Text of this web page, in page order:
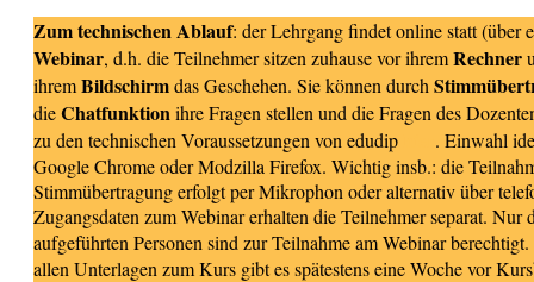
Zum technischen Ablauf: der Lehrgang findet online statt (über
Webinar, d.h. die Teilnehmer sitzen zuhause vor ihremRechner
ihremBildschirmdas Geschehen. Sie können durch
dieChatfunktionihre Fragen stellen und die Fragen des
zu den technischen Voraussetzungen von edudip
. Einwahl
Google Chrome oder Modzilla Firefox. Wichtig insb.: die
Stimmübertragung erfolgt per Mikrophon oder alternativ über
Zugangsdaten zum Webinar erhalten die Teilnehmer separat. Nur
aufgeführten Personen sind zur Teilnahme am Webinar
allen Unterlagen zum Kurs gibt es spätestens eine Woche vor